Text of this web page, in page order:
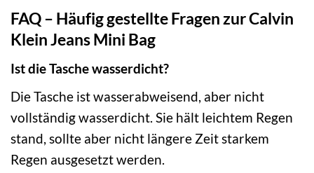
FAQ – Häufig gestellte Fragen zur Calvin
Klein Jeans Mini Bag
Ist die Tasche wasserdicht?
Die Tasche ist wasserabweisend, aber nicht
vollständig wasserdicht. Sie hält leichtem Regen
stand, sollte aber nicht längere Zeit starkem
Regen ausgesetzt werden.